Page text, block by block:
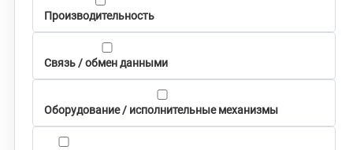
Производительность
Связь / обмен данными
Оборудование / исполнительные механизмы